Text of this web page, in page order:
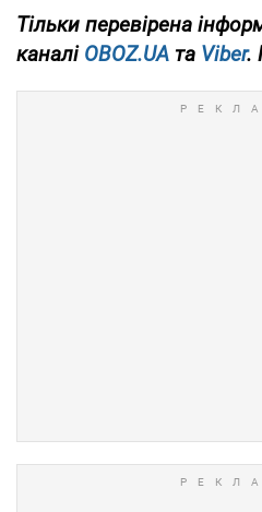
Тільки перевірена
каналі OBOZ.UA та Viber.